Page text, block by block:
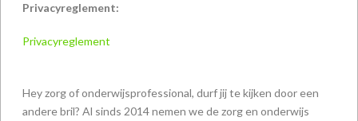
Privacyreglement:
Privacyreglement
Hey zorg of onderwijsprofessional, durf jij te kijken door een
andere bril? Al sinds 2014 nemen we de zorg en onderwijs